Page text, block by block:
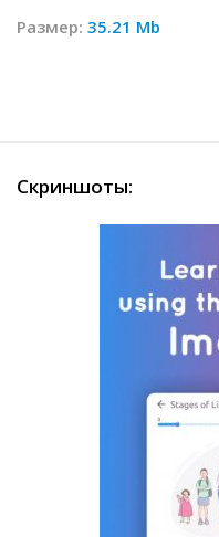
Размер: 35.21 Mb
Скриншоты: